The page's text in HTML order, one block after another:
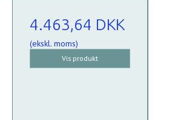
4.463,64 DKK
(ekskl. moms)
Vis produkt